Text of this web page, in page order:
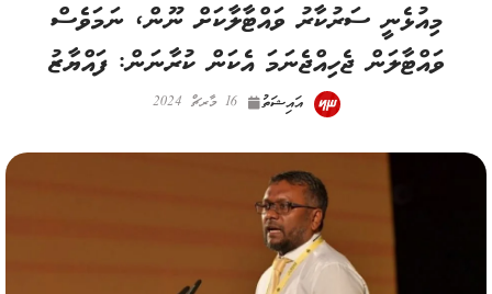
މިއުޅެނީ ސަރުކާރު ވައްޓާލާކަށް ނޫން، ނަމަވެސް
ވައްޓާލަން ޖެހިއްޖެނަމަ އެކަން ކުރާނަން: ފައްޔާޒު
އައިޝަތު 16 މާރޗް 2024